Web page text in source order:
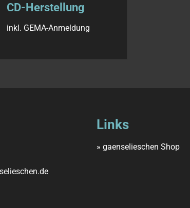
CD-Herstellung
inkl. GEMA-Anmeldung
Links
» gaenselieschen Shop